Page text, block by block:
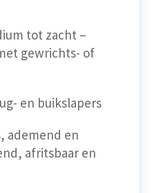
tot zacht –
gewrichts- of
en buikslapers
ademend en
afritsbaar en